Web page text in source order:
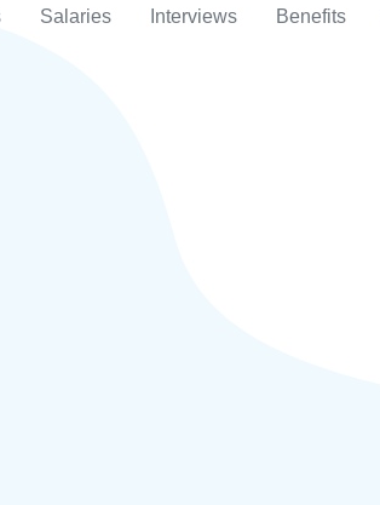
Salaries Interviews Benefits